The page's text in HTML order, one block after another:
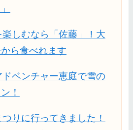
しむなら「佐藤」！大
ら食べれます
ベンチャー恵庭で雪の
！
りに行ってきました！